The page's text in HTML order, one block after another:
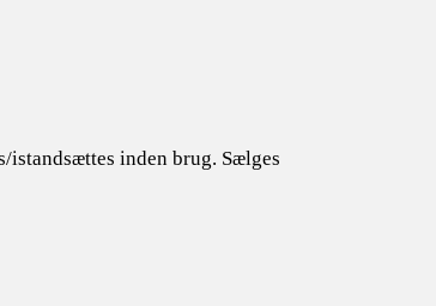
istandsættes inden brug. Sælges